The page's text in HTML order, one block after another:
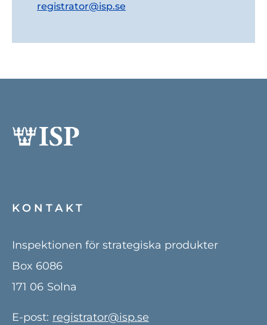
registrator@isp.se
KONTAKT
Inspektionen för strategiska produkter
Box 6086
171 06 Solna
E-post: registrator@isp.se